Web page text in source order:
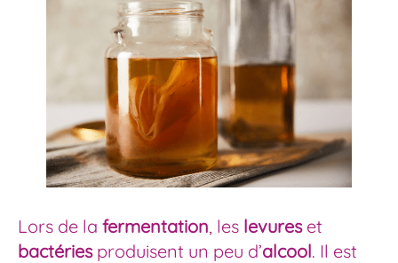
Lors de la fermentation, les levures et
bactéries produisent un peu d’alcool. Il est